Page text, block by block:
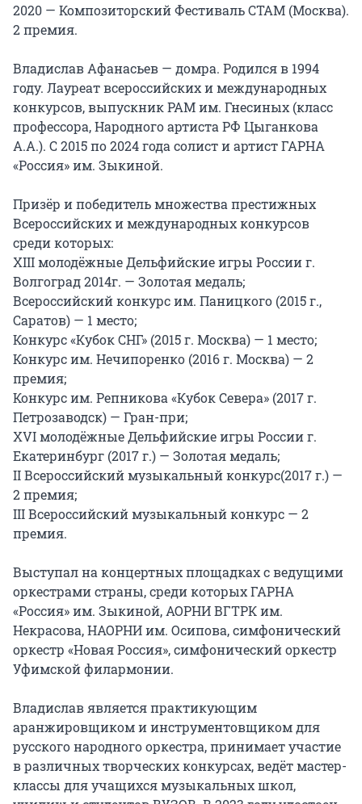
2020 — Композиторский Фестиваль СТАМ (Москва).
2 премия.
Владислав Афанасьев — домра. Родился в 1994
году. Лауреат всероссийских и международных
конкурсов, выпускник РАМ им. Гнесиных (класс
профессора, Народного артиста РФ Цыганкова
А.А.). С 2015 по 2024 года солист и артист ГАРНА
«Россия» им. Зыкиной.
Призёр и победитель множества престижных
Всероссийских и международных конкурсов
среди которых:
XIII молодёжные Дельфийские игры России г.
Волгоград 2014г. — Золотая медаль;
Всероссийский конкурс им. Паницкого (2015 г.,
Саратов) — 1 место;
Конкурс «Кубок СНГ» (2015 г. Москва) — 1 место;
Конкурс им. Нечипоренко (2016 г. Москва) — 2
премия;
Конкурс им. Репникова «Кубок Севера» (2017 г.
Петрозаводск) — Гран-при;
XVI молодёжные Дельфийские игры России г.
Екатеринбург (2017 г.) — Золотая медаль;
II Всероссийский музыкальный конкурс(2017 г.) —
2 премия;
III Всероссийский музыкальный конкурс — 2
премия.
Выступал на концертных площадках с ведущими
оркестрами страны, среди которых ГАРНА
«Россия» им. Зыкиной, АОРНИ ВГТРК им.
Некрасова, НАОРНИ им. Осипова, симфонический
оркестр «Новая Россия», симфонический оркестр
Уфимской филармонии.
Владислав является практикующим
аранжировщиком и инструментовщиком для
русского народного оркестра, принимает участие
в различных творческих конкурсах, ведёт мастер-
классы для учащихся музыкальных школ,